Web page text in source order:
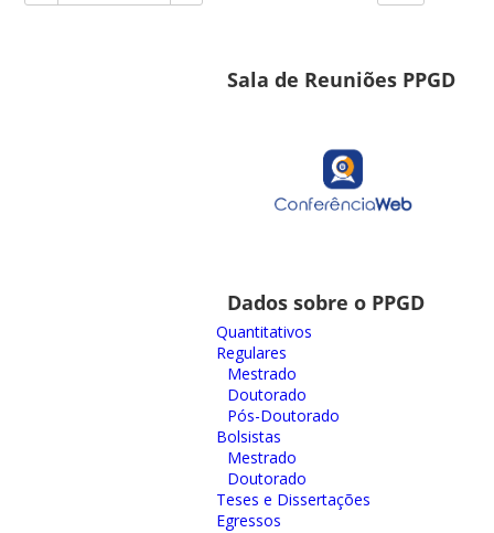
Sala de Reuniões PPGD
Dados sobre o PPGD
Quantitativos
Regulares
Mestrado
Doutorado
Pós-Doutorado
Bolsistas
Mestrado
Doutorado
Teses e Dissertações
Egressos